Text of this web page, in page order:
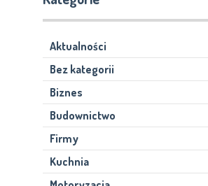
Aktualności
Bez kategorii
Biznes
Budownictwo
Firmy
Kuchnia